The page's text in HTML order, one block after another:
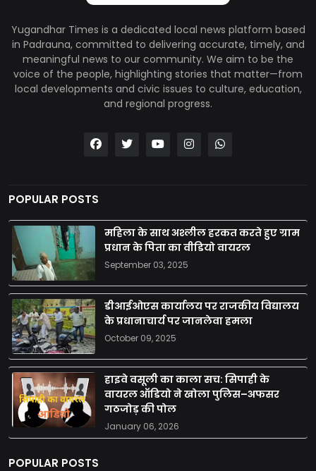
Yugandhar Times is a dedicated local news platform based
in Padrauna, committed to delivering accurate, timely, and
meaningful news to our community. We aim to be the
voice of the people, highlighting stories that matter—from
local developments and civic issues to culture, education,
and regional progress.
POPULAR POSTS
महिला के साथ अश्लील हरकत करते हुए ग्राम
प्रधान के पिता का वीडियो वायरल
September 03, 2025
डीआईओएस कार्यालय पर राजकीय विद्यालय
के प्रधानाचार्य पर जानलेवा हमला
October 09, 2025
हाइवे वसूली का काला सच: सिपाही के
वायरल ऑडियो ने खोला पुलिस–अफसर
गठजोड़ की पोल
January 06, 2026
POPULAR POSTS